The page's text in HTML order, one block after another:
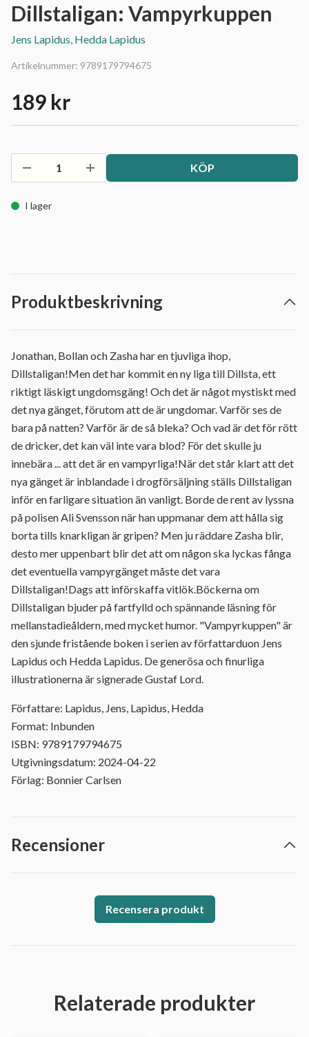
Dillstaligan: Vampyrkuppen
Jens Lapidus, Hedda Lapidus
Artikelnummer: 9789179794675
189 kr
KÖP
I lager
Produktbeskrivning
Jonathan, Bollan och Zasha har en tjuvliga ihop,
Dillstaligan!Men det har kommit en ny liga till Dillsta, ett
riktigt läskigt ungdomsgäng! Och det är något mystiskt med
det nya gänget, förutom att de är ungdomar. Varför ses de
bara på natten? Varför är de så bleka? Och vad är det för rött
de dricker, det kan väl inte vara blod? För det skulle ju
innebära ... att det är en vampyrliga!När det står klart att det
nya gänget är inblandade i drogförsäljning ställs Dillstaligan
inför en farligare situation än vanligt. Borde de rent av lyssna
på polisen Ali Svensson när han uppmanar dem att hålla sig
borta tills knarkligan är gripen? Men ju räddare Zasha blir,
desto mer uppenbart blir det att om någon ska lyckas fånga
det eventuella vampyrgänget måste det vara
Dillstaligan!Dags att införskaffa vitlök.Böckerna om
Dillstaligan bjuder på fartfylld och spännande läsning för
mellanstadieåldern, med mycket humor. "Vampyrkuppen" är
den sjunde fristående boken i serien av författarduon Jens
Lapidus och Hedda Lapidus. De generösa och finurliga
illustrationerna är signerade Gustaf Lord.
Författare: Lapidus, Jens, Lapidus, Hedda
Format: Inbunden
ISBN: 9789179794675
Utgivningsdatum: 2024-04-22
Förlag: Bonnier Carlsen
Recensioner
Recensera produkt
Relaterade produkter